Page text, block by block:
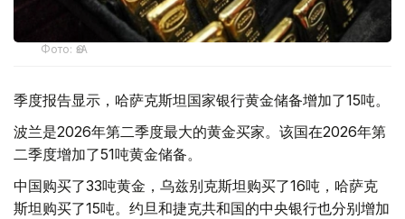
Фото: ӨзА
季度报告显示，哈萨克斯坦国家银行黄金储备增加了15吨。
波兰是2026年第二季度最大的黄金买家。该国在2026年第
二季度增加了51吨黄金储备。
中国购买了33吨黄金，乌兹别克斯坦购买了16吨，哈萨克
斯坦购买了15吨。约旦和捷克共和国的中央银行也分别增加